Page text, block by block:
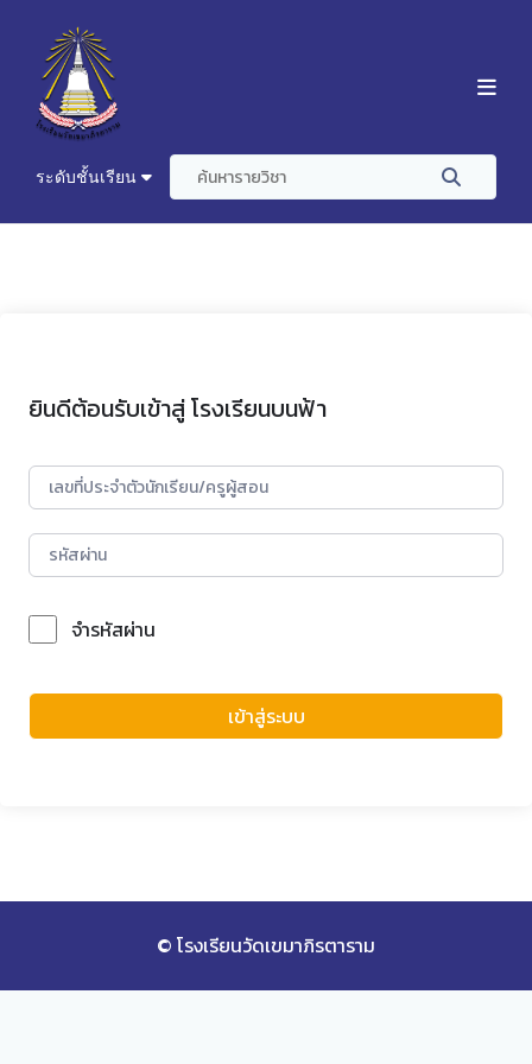
ระดับชั้นเรียน
ยินดีต้อนรับเข้าสู่ โรงเรียนบนฟ้า
จำรหัสผ่าน
เข้าสู่ระบบ
© โรงเรียนวัดเขมาภิรตาราม